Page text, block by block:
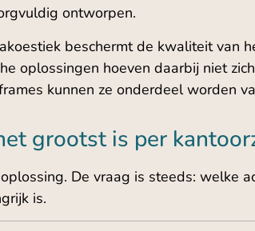
ontworpen.
beschermt de kwaliteit van
oplossingen hoeven daarbij niet
kunnen ze onderdeel worden
grootst is per
De vraag is steeds: welke
is.